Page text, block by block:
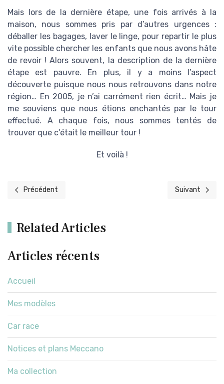
Mais lors de la dernière étape, une fois arrivés à la
maison, nous sommes pris par d’autres urgences :
déballer les bagages, laver le linge, pour repartir le plus
vite possible chercher les enfants que nous avons hâte
de revoir ! Alors souvent, la description de la dernière
étape est pauvre. En plus, il y a moins l’aspect
découverte puisque nous nous retrouvons dans notre
région… En 2005, je n’ai carrément rien écrit… Mais je
me souviens que nous étions enchantés par le tour
effectué. A chaque fois, nous sommes tentés de
trouver que c’était le meilleur tour !
Et voilà !
Article précédent : 2004 : Jersey entre amis
Précédent Article suivant
Suivant
Related Articles
Articles récents
Accueil
Mes modèles
Car race
Notices et plans Meccano
Ma collection